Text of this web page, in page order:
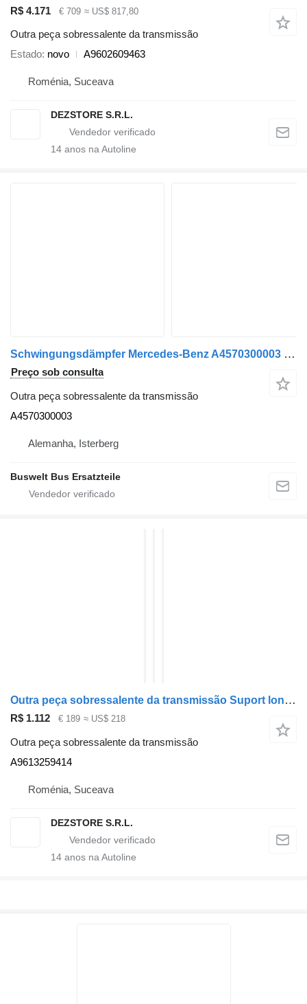
R$ 4.171 € 709 ≈ US$ 817,80
Outra peça sobressalente da transmissão
Estado novo A9602609463
Roménia, Suceava
DEZSTORE S.R.L.
14 anos na Autoline
Schwingungsdämpfer Mercedes-Benz A4570300003 para autocarro Mercedes-Benz
Preço sob consulta
Outra peça sobressalente da transmissão
A4570300003
Alemanha, Isterberg
Buswelt Bus Ersatzteile
Outra peça sobressalente da transmissão Suport longitudinal axa spate stanga A9613259414 para camião tractor Mercedes-Benz ACTROS MP4
R$ 1.112 € 189 ≈ US$ 218
Outra peça sobressalente da transmissão
A9613259414
Roménia, Suceava
DEZSTORE S.R.L.
14 anos na Autoline